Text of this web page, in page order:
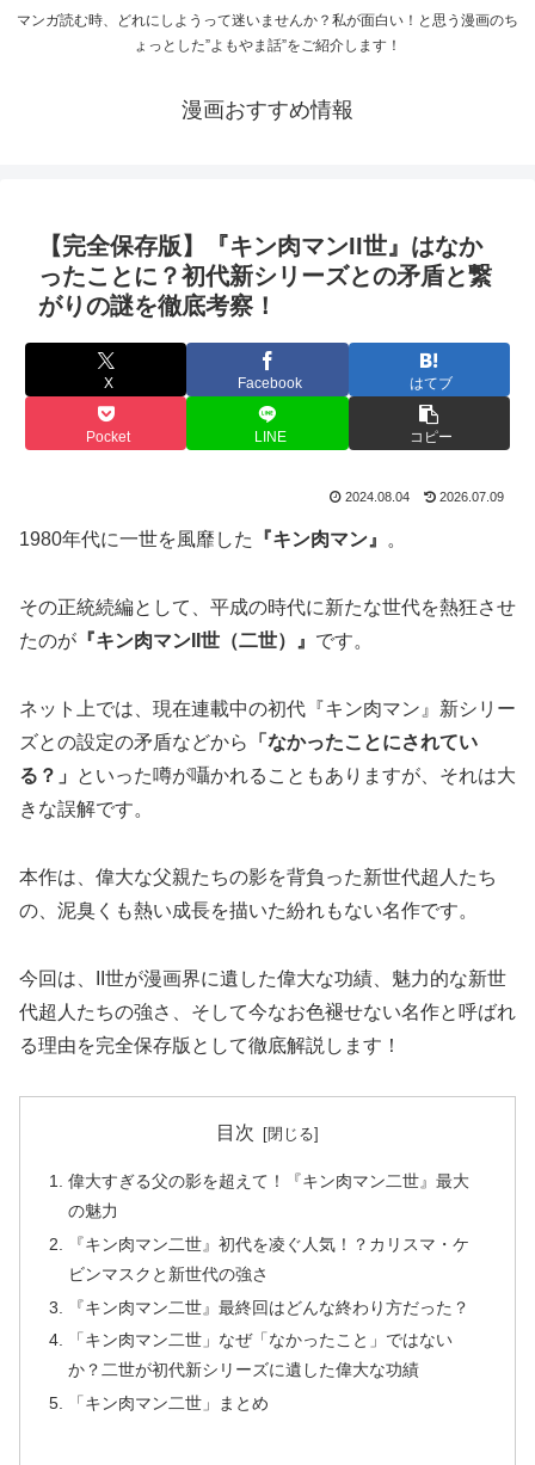
マンガ読む時、どれにしようって迷いませんか？私が面白い！と思う漫画のち
ょっとした”よもやま話”をご紹介します！
漫画おすすめ情報
【完全保存版】『キン肉マンII世』はなか
ったことに？初代新シリーズとの矛盾と繋
がりの謎を徹底考察！
X Facebook はてブ
Pocket LINE コピー
2024.08.04 2026.07.09
1980年代に一世を風靡した 『キン肉マン』 。
その正統続編として、平成の時代に新たな世代を熱狂させ
たのが 『キン肉マンII世（二世）』 です。
ネット上では、現在連載中の初代『キン肉マン』新シリー
ズとの設定の矛盾などから
「なかったことにされてい
る？」
といった噂が囁かれることもありますが、それは大
きな誤解です。
本作は、偉大な父親たちの影を背負った新世代超人たち
の、泥臭くも熱い成長を描いた紛れもない名作です。
今回は、II世が漫画界に遺した偉大な功績、魅力的な新世
代超人たちの強さ、そして今なお色褪せない名作と呼ばれ
る理由を完全保存版として徹底解説します！
目次
偉大すぎる父の影を超えて！『キン肉マン二世』最大
の魅力
『キン肉マン二世』初代を凌ぐ人気！？カリスマ・ケ
ビンマスクと新世代の強さ
『キン肉マン二世』最終回はどんな終わり方だった？
「キン肉マン二世」なぜ「なかったこと」ではない
か？二世が初代新シリーズに遺した偉大な功績
「キン肉マン二世」まとめ